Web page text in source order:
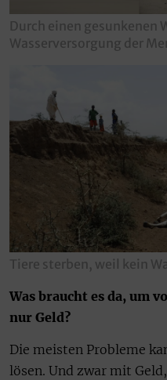
Durch einen gesunkenen
Wasserversorgung der
Tiere sterben, weil kein
Was braucht es da, um
nur Geld?
Die meisten Probleme
lösen. Und zwar mit